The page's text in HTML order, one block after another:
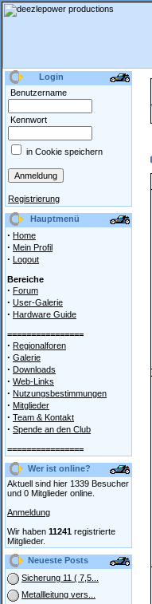
Login
Benutzername
Kennwort
in Cookie speichern
Registrierung
Hauptmenü
· Home
· Mein Profil
· Logout
Bereiche
· Forum
· User-Galerie
· Hardware Guide
================
· Regionalforen
· Galerie
· Downloads
· Web-Links
· Nutzungsbestimmungen
· Mitglieder
· Team & Kontakt
· Spende an den Club
================
Wer ist online?
Aktuell sind hier 1339 Besucher
und 0 Mitglieder online.
Anmeldung
Wir haben 11241 registrierte
Mitglieder.
Neueste Posts
Sicherung 11 ( 7,5...
Metallleitung vers...